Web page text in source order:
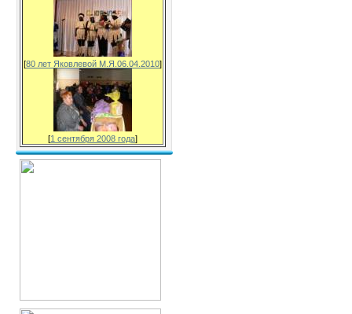
[80 лет Яковлевой М.Я.06.04.2010]
[1 сентября 2008 года]